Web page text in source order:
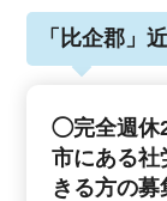
「比企郡」
◯完全週休
市にある社
きる方の募